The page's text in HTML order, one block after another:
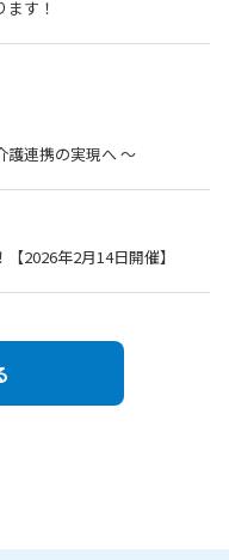
す！
護連携の実現へ ～
2026年2月14日開催】